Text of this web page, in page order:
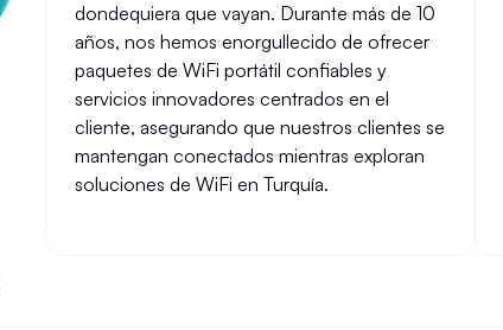
dondequiera que vayan. Durante más de 10
años, nos hemos enorgullecido de ofrecer
paquetes de WiFi portátil confiables y
servicios innovadores centrados en el
cliente, asegurando que nuestros clientes se
mantengan conectados mientras exploran
soluciones de WiFi en Turquía.